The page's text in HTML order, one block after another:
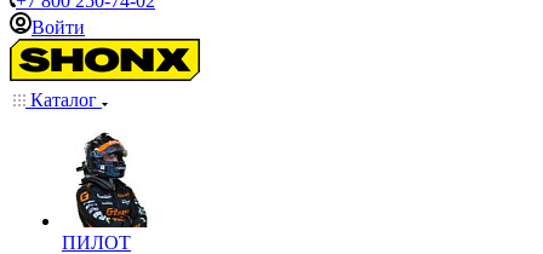
Войти
Каталог
ПИЛОТ